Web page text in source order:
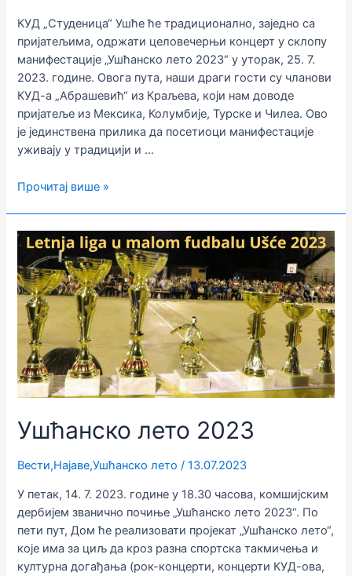
КУД „Студеница“ Ушће ће традиционално, заједно са
пријатељима, одржати целовечерњи концерт у склопу
манифестације „Ушћанско лето 2023“ у уторак, 25. 7.
2023. године. Овога пута, наши драги гости су чланови
КУД-а „Абрашевић“ из Краљева, који нам доводе
пријатеље из Мексика, Колумбије, Турске и Чилеа. Ово
је јединствена прилика да посетиоци манифестације
уживају у традицији и …
Фолклорни
„Ушћанском
лету
2023“
Прочитај више »
Ушћанско лето 2023
Вести,Најаве,Ушћанско лето /13.07.2023
У петак, 14. 7. 2023. године у 18.30 часова, комшијским
дербијем званично почиње „Ушћанско лето 2023“. По
пети пут, Дом ће реализовати пројекат „Ушћанско лето“,
које има за циљ да кроз разна спортска такмичења и
културна догађања (рок-концерти, концерти КУД-ова,